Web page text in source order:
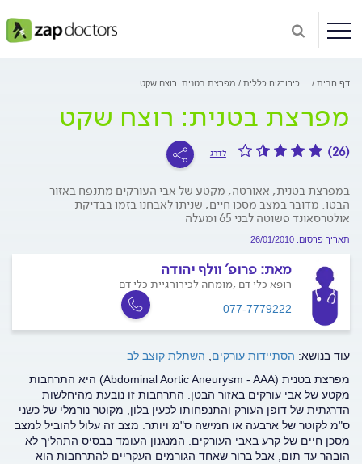
דף הבית כירורגיה כללית מפרצת בטנית: רוצח שקט
מפרצת בטנית: רוצח שקט
(26) לדרג
במפרצת בטנית, אאורטה, מקטע של אבי העורקים מתנפח באזור
הבטן. מדובר במצב מסכן חיים, שניתן לאבחנו בזמן בבדיקת
אולטרסאונד פשוטה לבני 65 ומעלה
תאריך פרסום: 26/01/2010
מאת: פרופ' וולף יהודה
רופא כלי דם ,מומחה לכירורגיית כלי דם
077-7779222
עוד בנושא: הסתיידות עורקים
השתלת קוצב לב
מפרצת בטנית (Abdominal Aortic Aneurysm - AAA) היא התרחבות
מקטע של אבי עורקים באזור הבטן. התרחבות זו נובעת מהיחלשות
הדרגתית של דופן העורק והתנפחותו לכעין בלון, מקוטר נורמלי של כשני
ס"מ לקוטר של ארבעה או חמישה ס"מ ויותר. מצב זה עלול להוביל למצב
מסכן חיים של קרע באבי העורקים. המנגנון העומד בבסיס התהליך לא
הובהר עד תום, אבל ברור שאחד הגורמים העקריים להתרחבות הוא